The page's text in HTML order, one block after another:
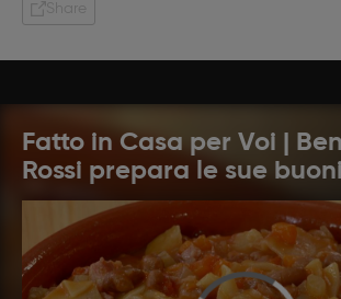
Share
Fatto in Casa per Voi |
Rossi prepara le sue
ricette: pronti a cucinare?